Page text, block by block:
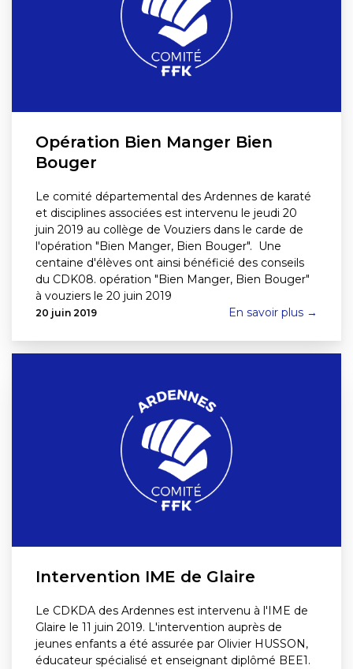
Opération Bien Manger Bien
Bouger
Le comité départemental des Ardennes de karaté
et disciplines associées est intervenu le jeudi 20
juin 2019 au collège de Vouziers dans le carde de
l'opération "Bien Manger, Bien Bouger". Une
centaine d'élèves ont ainsi bénéficié des conseils
du CDK08. opération "Bien Manger, Bien Bouger"
à vouziers le 20 juin 2019
20 juin 2019 En savoir plus →
Intervention IME de Glaire
Le CDKDA des Ardennes est intervenu à l'IME de
Glaire le 11 juin 2019. L'intervention auprès de
jeunes enfants a été assurée par Olivier HUSSON,
éducateur spécialisé et enseignant diplômé BEE1.